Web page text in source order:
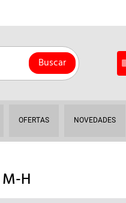
Buscar
OFERTAS NOVEDADES
M-H